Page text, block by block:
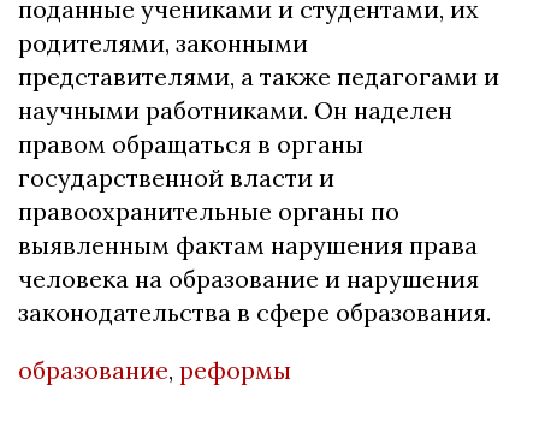
поданные учениками и студентами, их
родителями, законными
представителями, а также педагогами и
научными работниками. Он наделен
правом обращаться в органы
государственной власти и
правоохранительные органы по
выявленным фактам нарушения права
человека на образование и нарушения
законодательства в сфере образования.
образование, реформы